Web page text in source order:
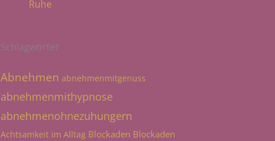
Ruhe
Schlagwörter
Abnehmen abnehmenmitgenuss
abnehmenmithypnose
abnehmenohnezuhungern
Achtsamkeit im Alltag Blockaden Blockaden